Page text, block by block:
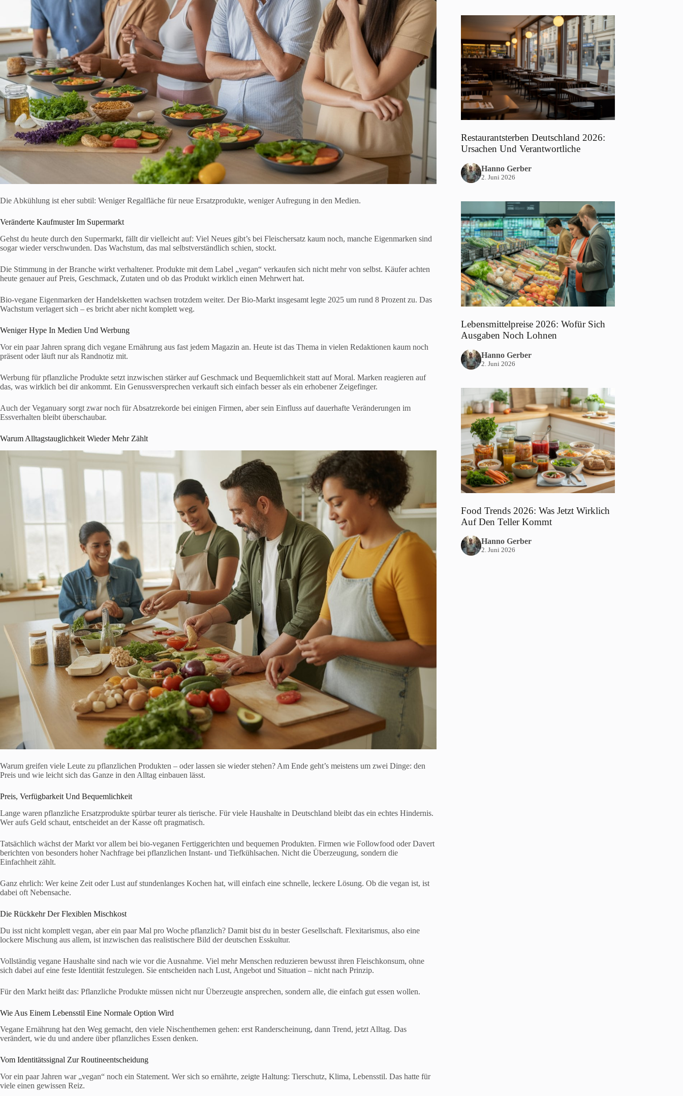
Die Abkühlung ist eher subtil: Weniger Regalfläche für neue Ersatzprodukte, weniger Aufregung in den Medien.
Veränderte Kaufmuster Im Supermarkt
Gehst du heute durch den Supermarkt, fällt dir vielleicht auf: Viel Neues gibt’s bei Fleischersatz kaum noch, manche Eigenmarken sind
sogar wieder verschwunden. Das Wachstum, das mal selbstverständlich schien, stockt.
Die Stimmung in der Branche wirkt verhaltener. Produkte mit dem Label „vegan“ verkaufen sich nicht mehr von selbst. Käufer achten
heute genauer auf Preis, Geschmack, Zutaten und ob das Produkt wirklich einen Mehrwert hat.
Bio-vegane Eigenmarken der Handelsketten wachsen trotzdem weiter. Der Bio-Markt insgesamt legte 2025 um rund 8 Prozent zu. Das
Wachstum verlagert sich – es bricht aber nicht komplett weg.
Weniger Hype In Medien Und Werbung
Vor ein paar Jahren sprang dich vegane Ernährung aus fast jedem Magazin an. Heute ist das Thema in vielen Redaktionen kaum noch
präsent oder läuft nur als Randnotiz mit.
Werbung für pflanzliche Produkte setzt inzwischen stärker auf Geschmack und Bequemlichkeit statt auf Moral. Marken reagieren auf
das, was wirklich bei dir ankommt. Ein Genussversprechen verkauft sich einfach besser als ein erhobener Zeigefinger.
Auch der Veganuary sorgt zwar noch für Absatzrekorde bei einigen Firmen, aber sein Einfluss auf dauerhafte Veränderungen im
Essverhalten bleibt überschaubar.
Warum Alltagstauglichkeit Wieder Mehr Zählt
Warum greifen viele Leute zu pflanzlichen Produkten – oder lassen sie wieder stehen? Am Ende geht’s meistens um zwei Dinge: den
Preis und wie leicht sich das Ganze in den Alltag einbauen lässt.
Preis, Verfügbarkeit Und Bequemlichkeit
Lange waren pflanzliche Ersatzprodukte spürbar teurer als tierische. Für viele Haushalte in Deutschland bleibt das ein echtes Hindernis.
Wer aufs Geld schaut, entscheidet an der Kasse oft pragmatisch.
Tatsächlich wächst der Markt vor allem bei bio-veganen Fertiggerichten und bequemen Produkten. Firmen wie Followfood oder Davert
berichten von besonders hoher Nachfrage bei pflanzlichen Instant- und Tiefkühlsachen. Nicht die Überzeugung, sondern die
Einfachheit zählt.
Ganz ehrlich: Wer keine Zeit oder Lust auf stundenlanges Kochen hat, will einfach eine schnelle, leckere Lösung. Ob die vegan ist, ist
dabei oft Nebensache.
Die Rückkehr Der Flexiblen Mischkost
Du isst nicht komplett vegan, aber ein paar Mal pro Woche pflanzlich? Damit bist du in bester Gesellschaft. Flexitarismus, also eine
lockere Mischung aus allem, ist inzwischen das realistischere Bild der deutschen Esskultur.
Vollständig vegane Haushalte sind nach wie vor die Ausnahme. Viel mehr Menschen reduzieren bewusst ihren Fleischkonsum, ohne
sich dabei auf eine feste Identität festzulegen. Sie entscheiden nach Lust, Angebot und Situation – nicht nach Prinzip.
Für den Markt heißt das: Pflanzliche Produkte müssen nicht nur Überzeugte ansprechen, sondern alle, die einfach gut essen wollen.
Wie Aus Einem Lebensstil Eine Normale Option Wird
Vegane Ernährung hat den Weg gemacht, den viele Nischenthemen gehen: erst Randerscheinung, dann Trend, jetzt Alltag. Das
verändert, wie du und andere über pflanzliches Essen denken.
Vom Identitätssignal Zur Routineentscheidung
Vor ein paar Jahren war „vegan“ noch ein Statement. Wer sich so ernährte, zeigte Haltung: Tierschutz, Klima, Lebensstil. Das hatte für
viele einen gewissen Reiz.
Restaurantsterben Deutschland 2026:
Ursachen Und Verantwortliche
Hanno Gerber
2. Juni 2026
Lebensmittelpreise 2026: Wofür Sich
Ausgaben Noch Lohnen
Hanno Gerber
2. Juni 2026
Food Trends 2026: Was Jetzt Wirklich
Auf Den Teller Kommt
Hanno Gerber
2. Juni 2026